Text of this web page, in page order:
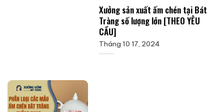
Xưởng sản xuất ấm chén tại Bát
Tràng số lượng lớn [THEO YÊU
CẦU]
Tháng 10 17, 2024